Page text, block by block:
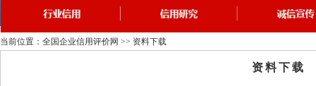
当前位置： 全国企业信用评价网 >> 资料下载
资料下载